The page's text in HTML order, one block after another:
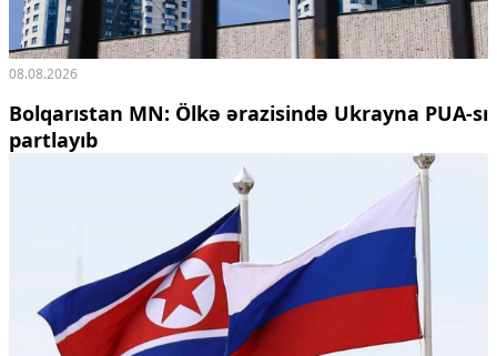
08.08.2026
Bolqarıstan MN: Ölkə ərazisində Ukrayna PUA-sı
partlayıb